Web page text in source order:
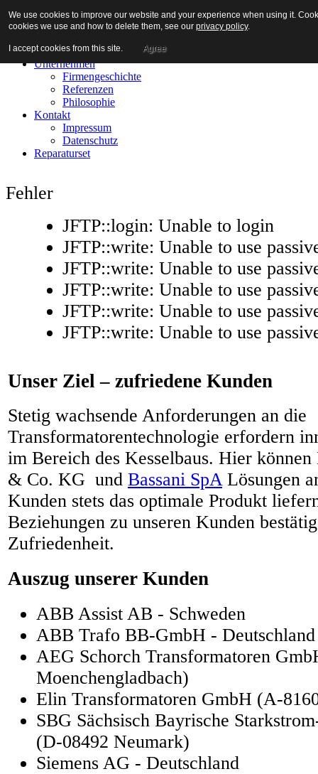
Home
Unternehmen
Firmengeschichte
Referenzen
Philosophie
Kontakt
Impressum
Datenschutz
Reparaturset
Fehler
JFTP::login: Unable to login
JFTP::write: Unable to use
JFTP::write: Unable to use
JFTP::write: Unable to use
JFTP::write: Unable to use
JFTP::write: Unable to use
Unser Ziel – zufriedene Kunden
Stetig wachsende Anforderungen an die
Transformatorentechnologie erfordern
im Bereich des Kesselbaus. Hier
& Co. KG und Bassani SpALösungen
Kunden stets das optimale Produkt
Beziehungen zu unseren Kunden
Zufriedenheit.
Auszug unserer Kunden
ABB Assist AB - Schweden
ABB Trafo BB-GmbH - Deutschland
AEG Schorch Transformatoren
Moenchengladbach)
Elin Transformatoren GmbH (A-
SBG Sächsisch Bayrische
(D-08492 Neumark)
Siemens AG - Deutschland
We use cookies to improve our website and your experience when using it.
cookies we use and how to delete them, see our privacy policy.
I accept cookies from this site. Agree